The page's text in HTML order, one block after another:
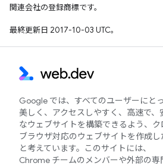
関連会社の登録商標です。
最終更新日 2017-10-03 UTC。
Google では、すべてのユーザーにとっ
美しく、アクセスしやすく、高速で、
なウェブサイトを構築できるよう、ク
ブラウザ対応のウェブサイトを作成し
と考えています。このサイトには、
Chrome チームのメンバーや外部の専